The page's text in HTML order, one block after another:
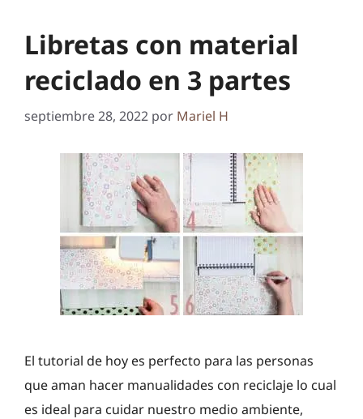
Libretas con material
reciclado en 3 partes
septiembre 28, 2022 por Mariel H
El tutorial de hoy es perfecto para las personas
que aman hacer manualidades con reciclaje lo cual
es ideal para cuidar nuestro medio ambiente,